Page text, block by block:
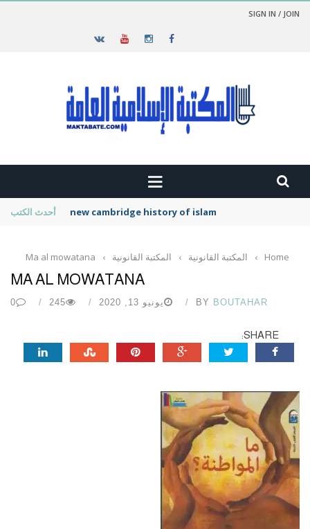
SIGN IN / JOIN
أحدث الكتب new cambridge history of islam
Home
› المكتبة القانونية › المكتبة القانونية ›
Ma al mowatana
MA AL MOWATANA
BY BOUTAHAR يونيو 13, 2020 245
0
SHARE: